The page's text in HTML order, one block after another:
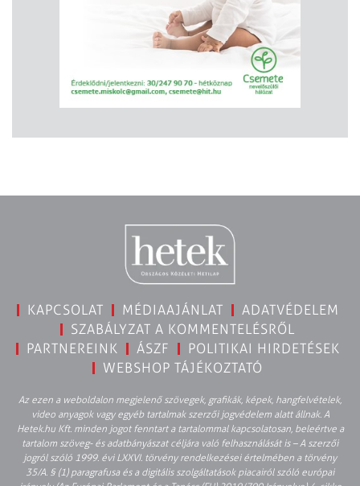
KAPCSOLAT MÉDIAAJÁNLAT
ADATVÉDELEM
SZABÁLYZAT A KOMMENTELÉSRŐL
PARTNEREINK
ÁSZF
POLITIKAI HIRDETÉSEK
WEBSHOP TÁJÉKOZTATÓ
Az ezen a weboldalon megjelenő szövegek, grafikák, képek, hangfelvételek,
video anyagok vagy egyéb tartalmak szerzői jogvédelem alatt állnak. A
Hetek.hu Kft. minden jogot fenntart a tartalommal kapcsolatosan, beleértve a
tartalom szöveg- és adatbányászat céljára való felhasználását is – A szerzői
jogról szóló 1999. évi LXXVI. törvény rendelkezései értelmében a törvény
35/A. § (1) paragrafusa és a digitális szolgáltatások piacairól szóló európai